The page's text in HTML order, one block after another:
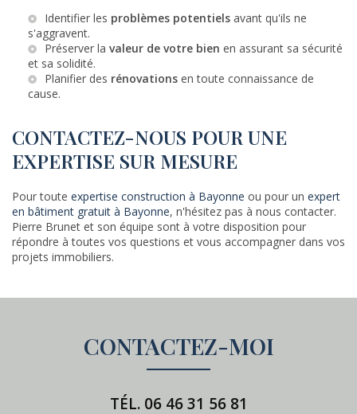
Identifier les problèmes potentiels avant qu'ils ne
s'aggravent.
Préserver la valeur de votre bien en assurant sa sécurité
et sa solidité.
Planifier des rénovations en toute connaissance de
cause.
CONTACTEZ-NOUS POUR UNE
EXPERTISE SUR MESURE
Pour toute expertise construction à Bayonne ou pour un expert
en bâtiment gratuit à Bayonne, n'hésitez pas à nous contacter.
Pierre Brunet et son équipe sont à votre disposition pour
répondre à toutes vos questions et vous accompagner dans vos
projets immobiliers.
CONTACTEZ-MOI
TÉL. 06 46 31 56 81